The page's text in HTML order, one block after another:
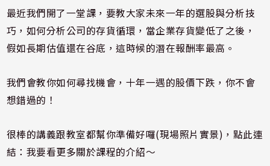
最近我們開了一堂課，要教大家未來一年的選股與分析技
巧，如何分析公司的存貨循環，當企業存貨變低了之後，
假如長期估值還在谷底，這時候的潛在報酬率最高。
我們會教你如何尋找機會，十年一遇的股價下跌，你不會
想錯過的！
很棒的講義跟教室都幫你準備好囉(現場照片實景) ，點此連
結： 我要看更多關於課程的介紹～